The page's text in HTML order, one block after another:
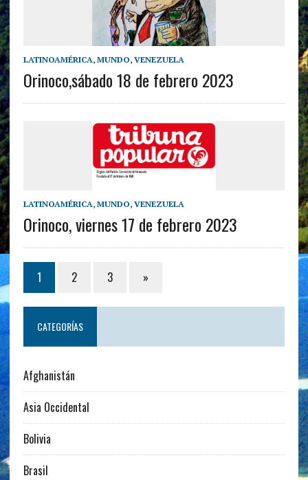
LATINOAMÉRICA, MUNDO, VENEZUELA
Orinoco,sábado 18 de febrero 2023
LATINOAMÉRICA, MUNDO, VENEZUELA
Orinoco, viernes 17 de febrero 2023
1 2 3 »
CATEGORÍAS
Afghanistán
Asia Occidental
Bolivia
Brasil